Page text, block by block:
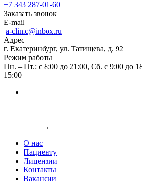
+7 343 287-01-60
Заказать звонок
E-mail
a-clinic@inbox.ru
Адрес
г. Екатеринбург, ул. Татищева, д. 92
Режим работы
Пн. – Пт.: с 8:00 до 21:00, Сб. с 9:00 до
15:00
О нас
Пациенту
Лицензии
Контакты
Вакансии